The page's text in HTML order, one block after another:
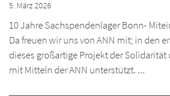
5. März 2026
10 Jahre Sachspendenlager Bonn-
Da freuen wir uns von ANN mit; in den
dieses großartige Projekt der
mit Mitteln der ANN unterstützt. ...